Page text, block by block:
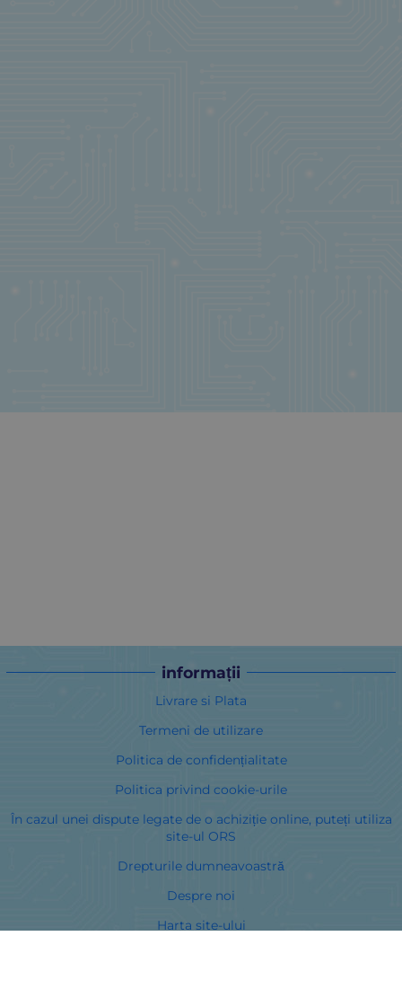
informații
Livrare si Plata
Termeni de utilizare
Politica de confidențialitate
Politica privind cookie-urile
În cazul unei dispute legate de o achiziție online, puteți utiliza
site-ul ORS
Drepturile dumneavoastră
Despre noi
Harta site-ului